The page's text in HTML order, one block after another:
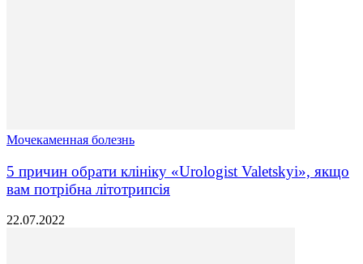
Мочекаменная болезнь
5 причин обрати клініку «Urologist Valetskyi», якщо
вам потрібна літотрипсія
22.07.2022